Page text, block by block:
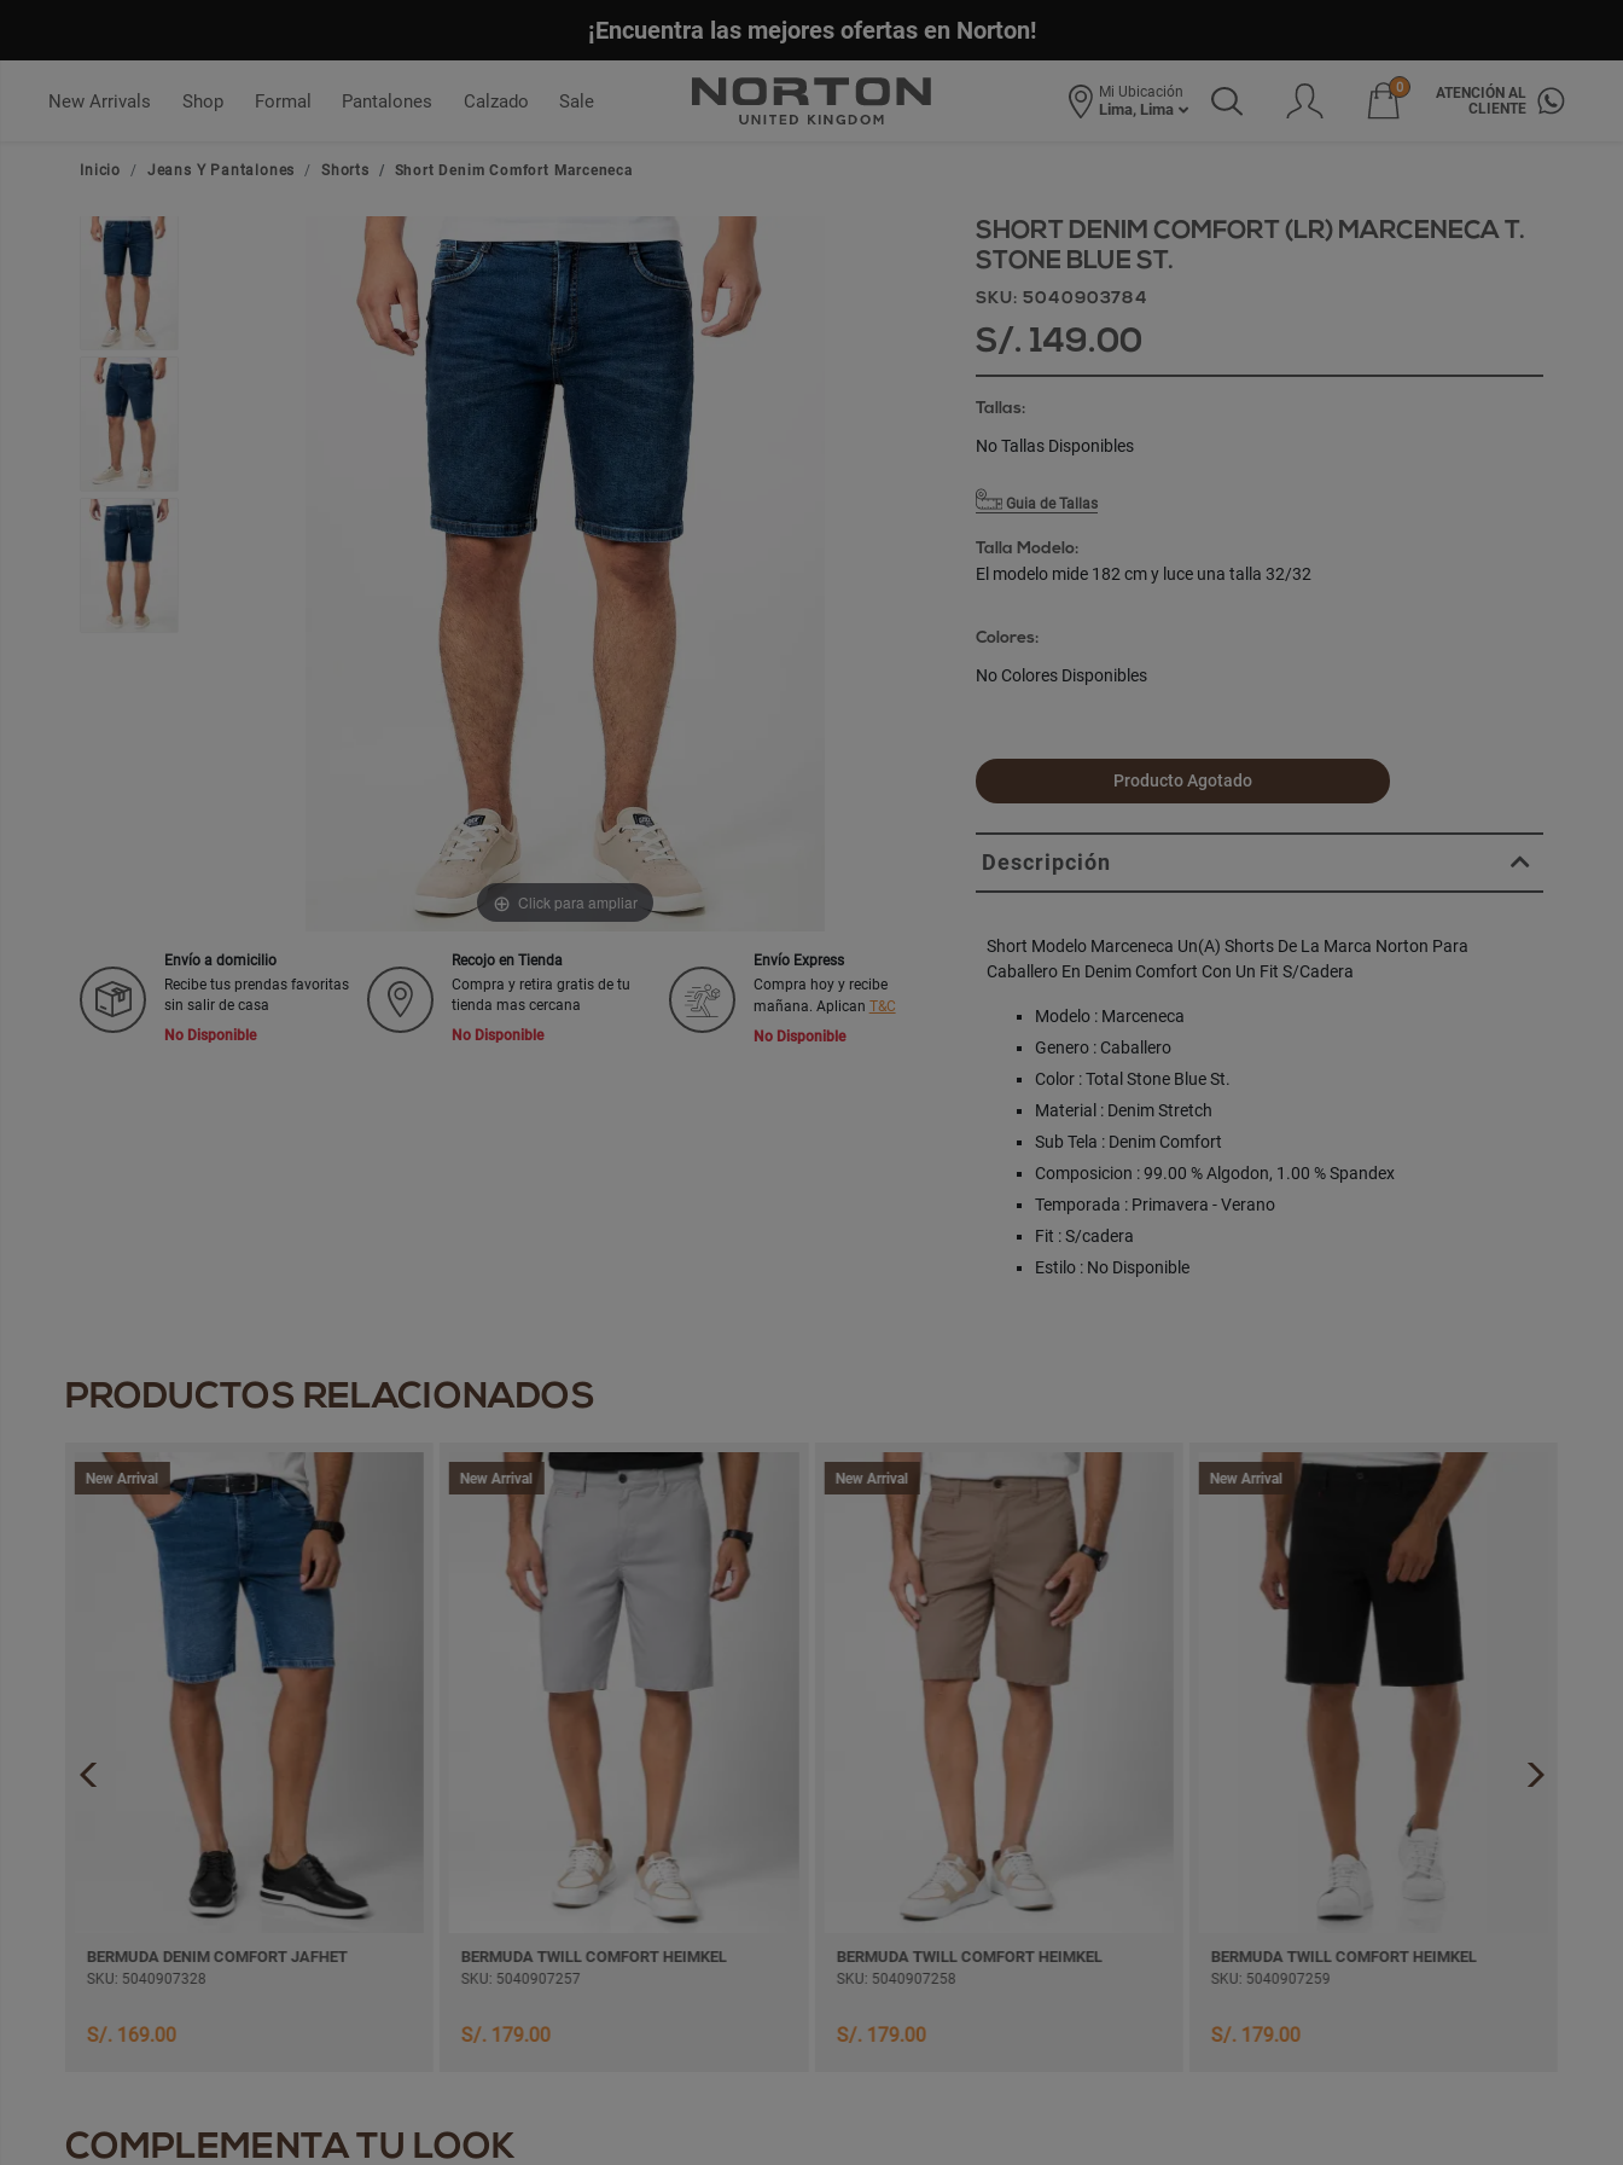
¡Encuentra las mejores ofertas en Norton!
New Arrivals Shop Formal Pantalones Calzado Sale Mi Ubicación
Lima, Lima
0
ATENCIÓN AL
CLIENTE
Inicio Jeans Y Pantalones Shorts Short Denim Comfort Marceneca
Click para ampliar
Envío a domicilio
Recibe tus prendas favoritas
sin salir de casa
No Disponible
Recojo en Tienda
Compra y retira gratis de tu
tienda mas cercana
No Disponible
Envío Express
Compra hoy y recibe
mañana. Aplican T&C
No Disponible
SHORT DENIM COMFORT (LR) MARCENECA T.
STONE BLUE ST.
SKU: 5040903784
S/. 149.00
Tallas:
No Tallas Disponibles
Guia de Tallas
Talla Modelo:
El modelo mide 182 cm y luce una talla 32/32
Colores:
No Colores Disponibles
Producto Agotado
Descripción
Short Modelo Marceneca Un(A) Shorts De La Marca Norton Para
Caballero En Denim Comfort Con Un Fit S/Cadera
Modelo : Marceneca
Genero : Caballero
Color : Total Stone Blue St.
Material : Denim Stretch
Sub Tela : Denim Comfort
Composicion : 99.00 % Algodon, 1.00 % Spandex
Temporada : Primavera - Verano
Fit : S/cadera
Estilo : No Disponible
PRODUCTOS RELACIONADOS
New Arrival
BERMUDA DENIM COMFORT JAFHET
SKU: 5040907328
S/. 169.00
New Arrival
BERMUDA TWILL COMFORT HEIMKEL
SKU: 5040907257
S/. 179.00
New Arrival
BERMUDA TWILL COMFORT HEIMKEL
SKU: 5040907258
S/. 179.00
New Arrival
BERMUDA TWILL COMFORT HEIMKEL
SKU: 5040907259
S/. 179.00
COMPLEMENTA TU LOOK